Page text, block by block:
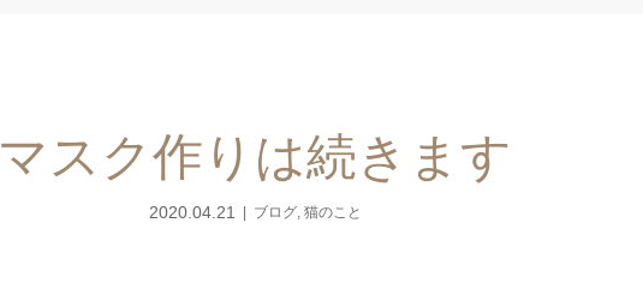
マスク作りは続きます
2020.04.21 ブログ, 猫のこと